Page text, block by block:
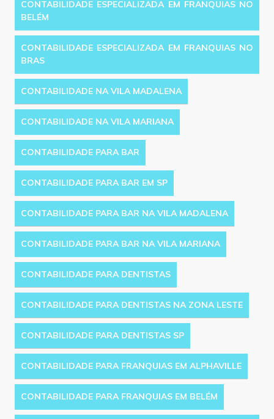
CONTABILIDADE ESPECIALIZADA EM FRANQUIAS NO
BELÉM
CONTABILIDADE ESPECIALIZADA EM FRANQUIAS NO
BRAS
CONTABILIDADE NA VILA MADALENA
CONTABILIDADE NA VILA MARIANA
CONTABILIDADE PARA BAR
CONTABILIDADE PARA BAR EM SP
CONTABILIDADE PARA BAR NA VILA MADALENA
CONTABILIDADE PARA BAR NA VILA MARIANA
CONTABILIDADE PARA DENTISTAS
CONTABILIDADE PARA DENTISTAS NA ZONA LESTE
CONTABILIDADE PARA DENTISTAS SP
CONTABILIDADE PARA FRANQUIAS EM ALPHAVILLE
CONTABILIDADE PARA FRANQUIAS EM BELÉM